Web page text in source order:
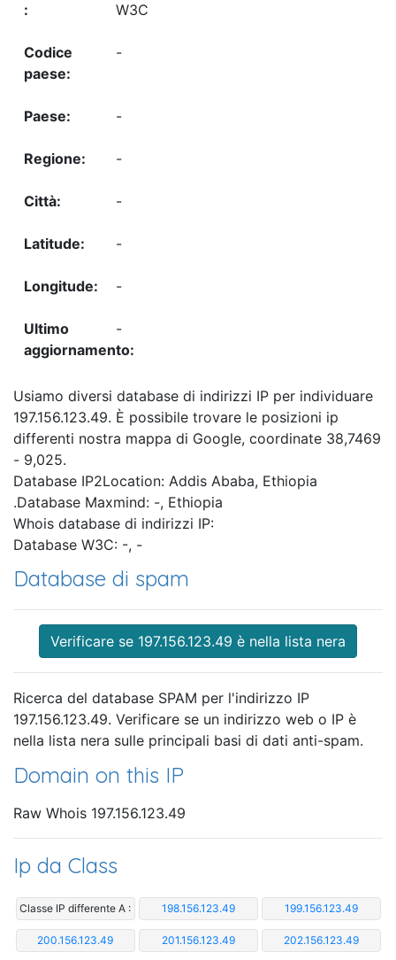
W3C
-
-
-
-
-
-
-
Usiamo diversi database di indirizzi IP per individuare
197.156.123.49. È possibile trovare le posizioni ip
differenti nostra mappa di Google, coordinate 38,7469
- 9,025.
Database IP2Location: Addis Ababa, Ethiopia
.Database Maxmind: -, Ethiopia
Whois database di indirizzi IP:
Database W3C: -, -
Database di spam
Verificare se 197.156.123.49 è nella lista nera
Ricerca del database SPAM per l'indirizzo IP
197.156.123.49. Verificare se un indirizzo web o IP è
nella lista nera sulle principali basi di dati anti-spam.
Domain on this IP
Raw Whois 197.156.123.49
Ip da Class
Classe IP differente A : 198.156.123.49 199.156.123.49
200.156.123.49 201.156.123.49 202.156.123.49